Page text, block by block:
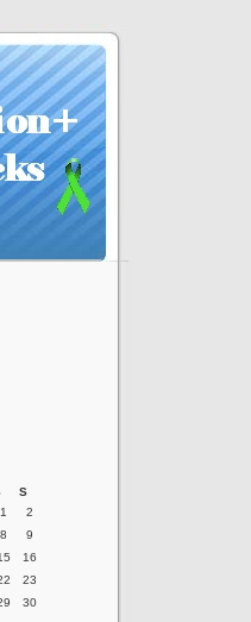
S
1
2
8
9
16
23
30